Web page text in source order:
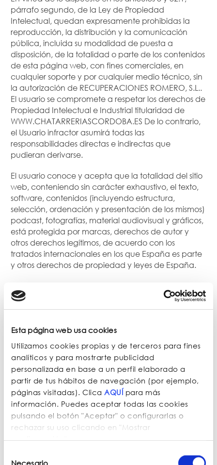
Esta página web usa cookies
Utilizamos cookies propias y de terceros para fines
analíticos y para mostrarte publicidad
personalizada en base a un perfil elaborado a
partir de tus hábitos de navegación (por ejemplo,
páginas visitadas). Clica AQUÍ para más
información. Puedes aceptar todas las cookies
pulsando el botón "Aceptar" o configurarlas o
rechazar su uso clicando en "Mostrar
configuración".
Necesario
párrafo segundo, de la Ley de Propiedad
Intelectual, quedan expresamente prohibidas la
reproducción, la distribución y la comunicación
pública, incluida su modalidad de puesta a
disposición, de la totalidad o parte de los contenidos
de esta página web, con fines comerciales, en
cualquier soporte y por cualquier medio técnico, sin
la autorización de RECUPERACIONES ROMERO, S.L..
El usuario se compromete a respetar los derechos de
Propiedad Intelectual e Industrial titularidad de
WWW.CHATARRERIASCORDOBA.ES De lo contrario,
el Usuario infractor asumirá todas las
responsabilidades directas e indirectas que
pudieran derivarse.
El usuario conoce y acepta que la totalidad del sitio
web, conteniendo sin carácter exhaustivo, el texto,
software, contenidos (incluyendo estructura,
selección, ordenación y presentación de los mismos)
podcast, fotografías, material audiovisual y gráficos,
está protegida por marcas, derechos de autor y
otros derechos legítimos, de acuerdo con los
tratados internacionales en los que España es parte
y otros derechos de propiedad y leyes de España.
consideren que se ha producido una violación de
sus legítimos derechos de propiedad intelectual por
web, deberá notificar dicha circunstancia a
info@diegoromerosl.com indicando:
Datos personales del interesado titular de los
derechos presuntamente infringidos, o indicar la
representación con la que actúa en caso de que
la reclamación la presente un tercero distinto del
interesado.
Señalar los contenidos protegidos por los
derechos de propiedad intelectual y su ubicación
en la web, la acreditación de los derechos de
expresa en la que el interesado se responsabiliza